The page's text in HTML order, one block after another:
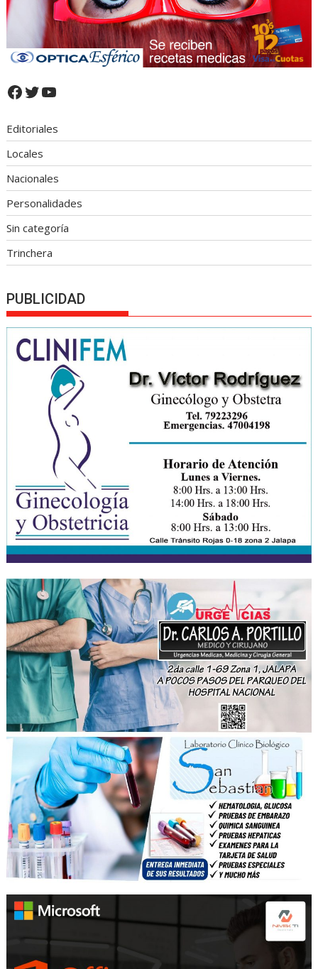
Facebook
Twitter
YouTube
Editoriales
Locales
Nacionales
Personalidades
Sin categoría
Trinchera
PUBLICIDAD